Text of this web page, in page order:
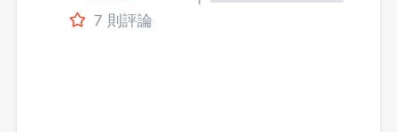
7 則評論